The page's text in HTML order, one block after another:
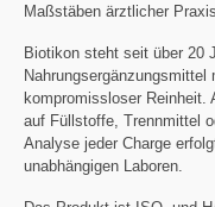
Maßstäben ärztlicher
Biotikon steht seit über 20
kompromissloser Reinheit.
auf Füllstoffe, Trennmittel
Analyse jeder Charge
unabhängigen Laboren.